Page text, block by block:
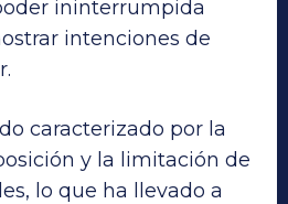
ininterrumpida
intenciones de
caracterizado por la
y la limitación de
lo que ha llevado a